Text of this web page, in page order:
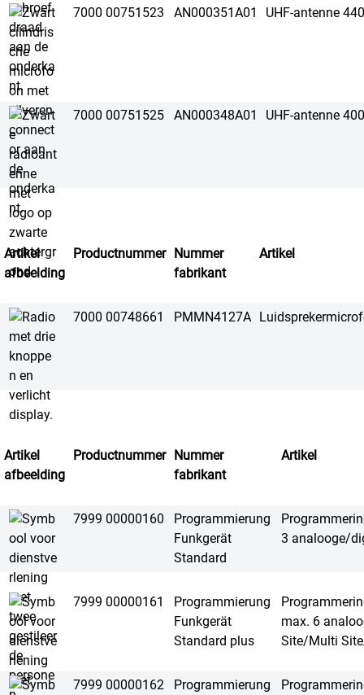
7000 00751523 AN000351A01 UHF-antenne
7000 00751525 AN000348A01 UHF-antenne
Artikel
afbeelding
Productnummer Nummer
fabrikant
Artikel
7000 00748661 PMMN4127A
Artikel
afbeelding
Productnummer Nummer
fabrikant
Artikel
7999 00000160
Programmierung
Funkgerät
Standard
3 analooge/
7999 00000161
Programmierung
Funkgerät
Standard plus
max. 6
Site/Multi
7999 00000162
Programmierung